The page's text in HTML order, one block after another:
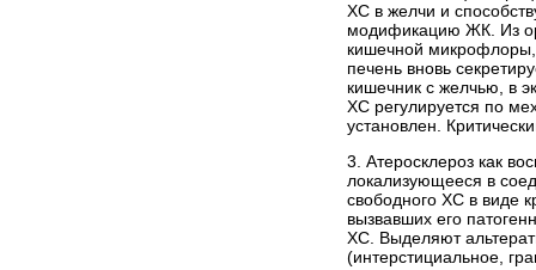
ХС в желчи и
модификацию ЖК. Из
кишечной
печень вновь
кишечник с желчью, в
ХС регулируется по
установлен.
3. Атеросклероз как
локализующееся в
свободного ХС в виде
вызвавших его
ХС. Выделяют
(интерстициальное,